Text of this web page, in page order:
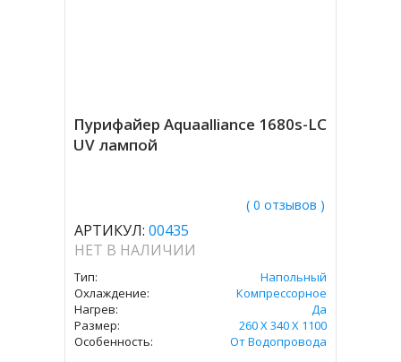
Пурифайер Aquaalliance 1680s-LC
UV лампой
( 0 отзывов )
АРТИКУЛ: 00435
НЕТ В НАЛИЧИИ
Тип:
Напольный
Охлаждение:
Компрессорное
Нагрев:
Да
Размер:
260 X 340 X 1100
Особенность:
От Водопровода